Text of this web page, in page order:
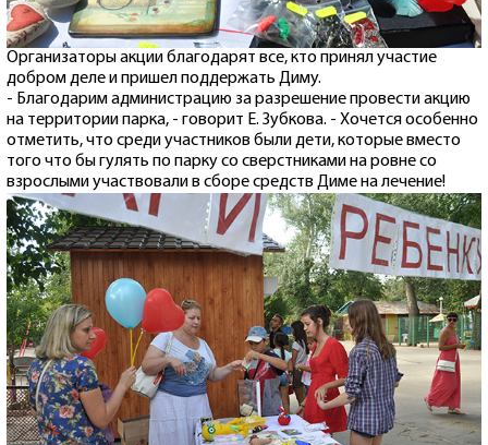
Организаторы акции благодарят все, кто принял участие
добром деле и пришел поддержать Диму.
- Благодарим администрацию за разрешение провести акцию
на территории парка, - говорит Е. Зубкова. - Хочется особенно
отметить, что среди участников были дети, которые вместо
того что бы гулять по парку со сверстниками на ровне со
взрослыми участвовали в сборе средств Диме на лечение!